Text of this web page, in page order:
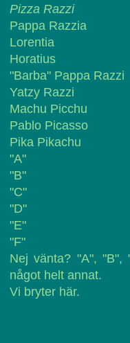
Pizza Razzi
Pappa Razzia
Lorentia
Horatius
"Barba" Pappa Razzi
Yatzy Razzi
Machu Picchu
Pablo Picasso
Pika Pikachu
"A"
"B"
"C"
"D"
"E"
"F"
Nej vänta? "A", "B",
något helt annat.
Vi bryter här.